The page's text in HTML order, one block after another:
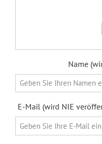
Name
E-Mail (wird NIE